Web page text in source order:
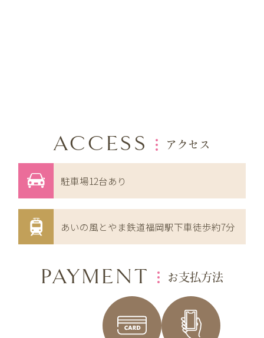
ACCESS アクセス
駐車場12台あり
あいの風とやま鉄道福岡駅下車徒歩約7分
PAYMENT お支払方法